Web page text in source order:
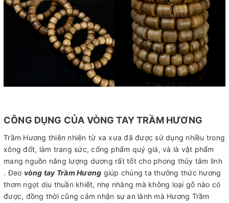
CÔNG DỤNG CỦA VÒNG TAY TRẦM HƯƠNG
Trầm Hương thiên nhiên từ xa xưa đã được sử dụng nhiều trong
xông đốt, làm trang sức, cống phẩm quý giá, và là vật phẩm
mang nguồn năng lượng dương rất tốt cho phong thủy tâm linh
. Đeo vòng tay Trầm Hương giúp chúng ta thưởng thức hương
thơm ngọt dịu thuần khiết, nhẹ nhàng mà không loại gỗ nào có
được, đồng thời cũng cảm nhận sự an lành mà Hương Trầm